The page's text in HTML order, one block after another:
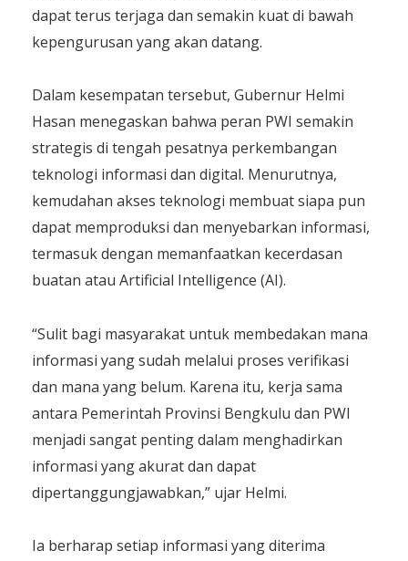
dapat terus terjaga dan semakin kuat di bawah
kepengurusan yang akan datang.
Dalam kesempatan tersebut, Gubernur Helmi
Hasan menegaskan bahwa peran PWI semakin
strategis di tengah pesatnya perkembangan
teknologi informasi dan digital. Menurutnya,
kemudahan akses teknologi membuat siapa pun
dapat memproduksi dan menyebarkan informasi,
termasuk dengan memanfaatkan kecerdasan
buatan atau Artificial Intelligence (AI).
“Sulit bagi masyarakat untuk membedakan mana
informasi yang sudah melalui proses verifikasi
dan mana yang belum. Karena itu, kerja sama
antara Pemerintah Provinsi Bengkulu dan PWI
menjadi sangat penting dalam menghadirkan
informasi yang akurat dan dapat
dipertanggungjawabkan,” ujar Helmi.
Ia berharap setiap informasi yang diterima